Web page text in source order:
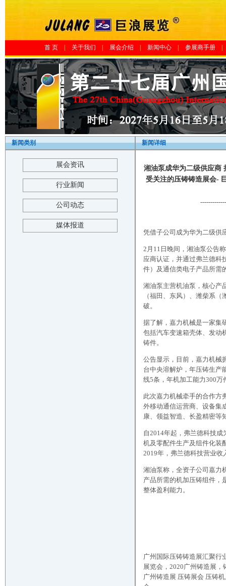
首 页 关于我们 展会介绍 新闻中心 参展商手册|
新闻类别
展会资讯
行业新闻
公司动态
媒体报道
新闻详细
湘油泵成华为二级供应商
受关注的压铸铸造展会-
凭借子公司成为华为二级供
2月11日晚间，湘油泵公告
应商认证，并通过弗兰德科
件）及通信类电子产品所需
湘油泵主营机油泵，核心产
（福田、东风）、潍柴系
破。
据了解，嘉力机械是一家集
包括汽车变速箱壳体、发动
铸件。
公告显示，目前，嘉力机械
台中央溶解炉，年压铸生产
线5条，年机加工能力300万
此次嘉力机械牵手的合作方
外移动通信运营商、设备集
康、领益智造、长盈精密等
自2014年起，弗兰德科技
机及零配件生产及组件化装
2019年，弗兰德科技营业
湘油泵称，全资子公司嘉力
产品所需的机加压铸组件，
整体盈利能力。
广州国际压铸铸造展汇聚行
展览会， 2020广州 铸造展，
广州铸造展 压铸展会 压铸